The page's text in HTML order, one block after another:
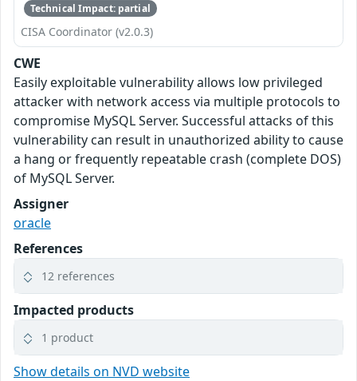
Technical Impact: partial
CISA Coordinator (v2.0.3)
CWE
Easily exploitable vulnerability allows low privileged
attacker with network access via multiple protocols to
compromise MySQL Server. Successful attacks of this
vulnerability can result in unauthorized ability to cause
a hang or frequently repeatable crash (complete DOS)
of MySQL Server.
Assigner
oracle
References
12 references
Impacted products
1 product
Show details on NVD website